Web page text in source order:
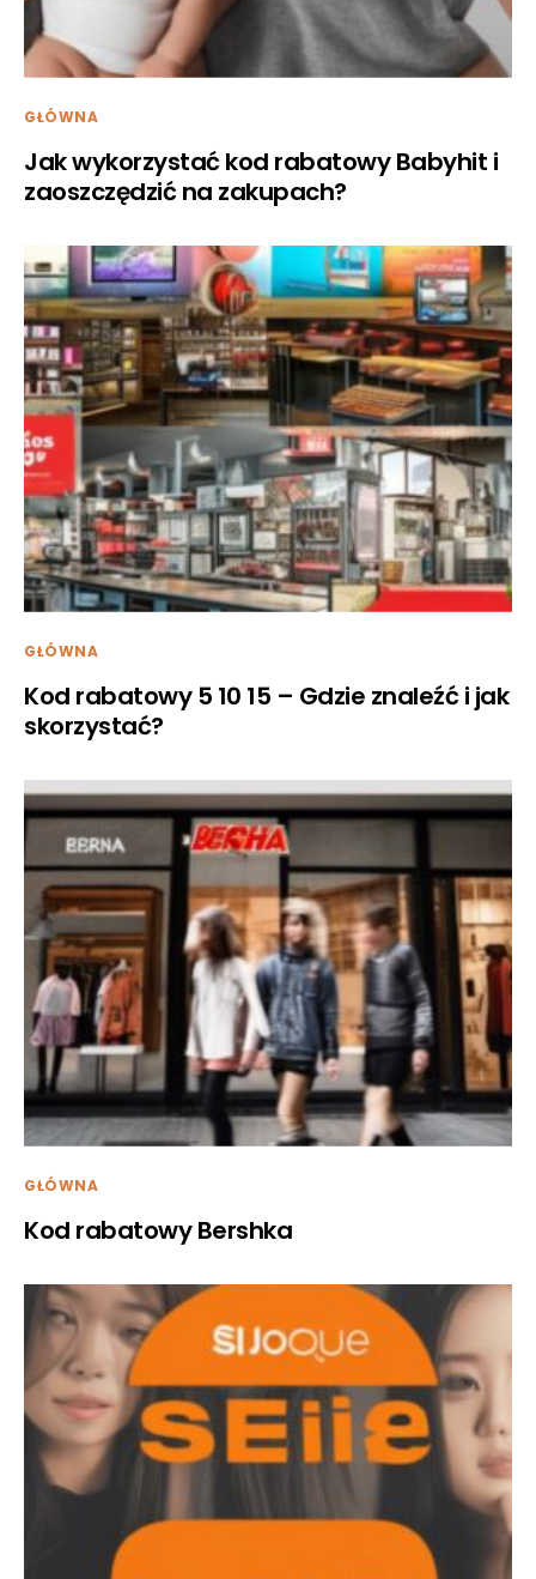
GŁÓWNA
Jak wykorzystać kod rabatowy Babyhit i
zaoszczędzić na zakupach?
GŁÓWNA
Kod rabatowy 5 10 15 – Gdzie znaleźć i jak
skorzystać?
GŁÓWNA
Kod rabatowy Bershka